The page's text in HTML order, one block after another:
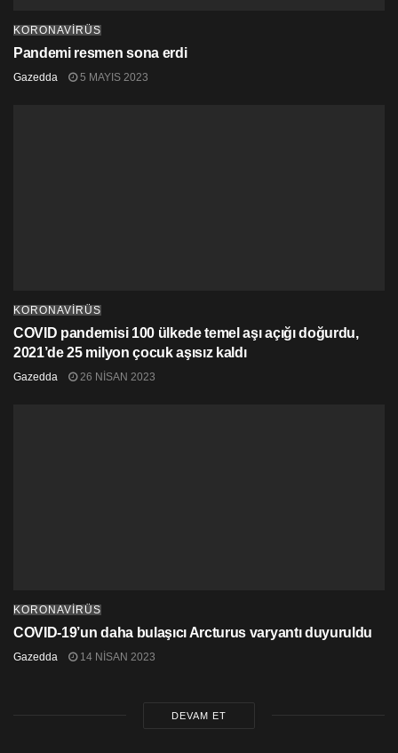
KORONAVİRÜS
Pandemi resmen sona erdi
Gazedda 5 MAYIS 2023
KORONAVİRÜS
COVID pandemisi 100 ülkede temel aşı açığı doğurdu,
2021’de 25 milyon çocuk aşısız kaldı
Gazedda 26 NISAN 2023
KORONAVİRÜS
COVID-19’un daha bulaşıcı Arcturus varyantı duyuruldu
Gazedda 14 NISAN 2023
DEVAM ET